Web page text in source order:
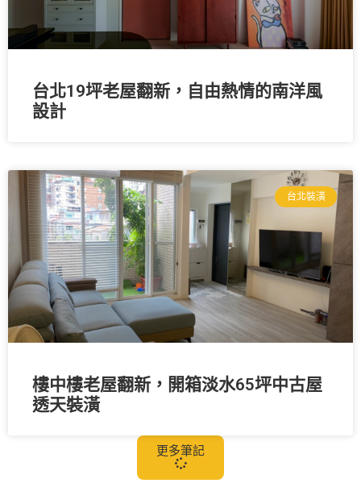
台北19坪老屋翻新，自由熱情的南洋風
設計
台北裝潢
樓中樓老屋翻新，開箱淡水65坪中古屋
透天裝潢
更多筆記